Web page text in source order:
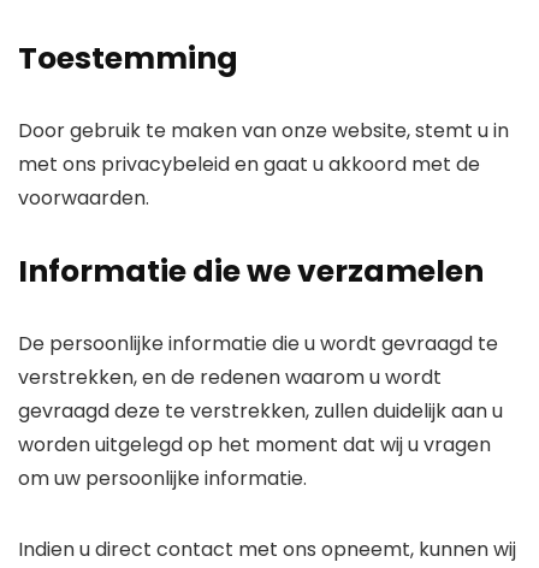
Toestemming
Door gebruik te maken van onze website, stemt u in
met ons privacybeleid en gaat u akkoord met de
voorwaarden.
Informatie die we verzamelen
De persoonlijke informatie die u wordt gevraagd te
verstrekken, en de redenen waarom u wordt
gevraagd deze te verstrekken, zullen duidelijk aan u
worden uitgelegd op het moment dat wij u vragen
om uw persoonlijke informatie.
Indien u direct contact met ons opneemt, kunnen wij